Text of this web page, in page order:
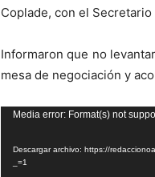
Coplade, con el
Informaron que no
mesa de negociación y
Reproductor
vídeo
Media error: Format(s) not
Descargar archivo: https://
_=1